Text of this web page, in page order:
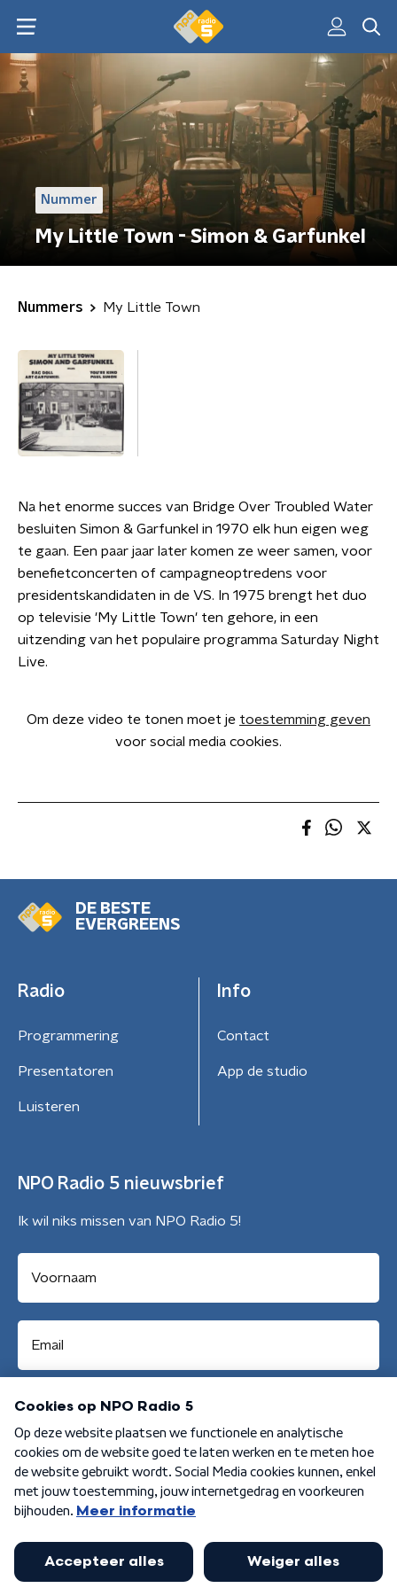
Nummer
My Little Town - Simon & Garfunkel
Nummers My Little Town
Na het enorme succes van Bridge Over Troubled Water
besluiten Simon & Garfunkel in 1970 elk hun eigen weg
te gaan. Een paar jaar later komen ze weer samen, voor
benefietconcerten of campagneoptredens voor
presidentskandidaten in de VS. In 1975 brengt het duo
op televisie 'My Little Town' ten gehore, in een
uitzending van het populaire programma Saturday Night
Live.
Om deze video te tonen moet je toestemming geven
voor social media cookies.
DE BESTE
EVERGREENS
Radio
Programmering
Presentatoren
Luisteren
Info
Contact
App de studio
NPO Radio 5 nieuwsbrief
Ik wil niks missen van NPO Radio 5!
Aanmelden
Algemene voorwaarden